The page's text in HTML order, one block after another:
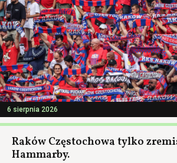
6 sierpnia 2026
Raków Częstochowa tylko
Hammarby.